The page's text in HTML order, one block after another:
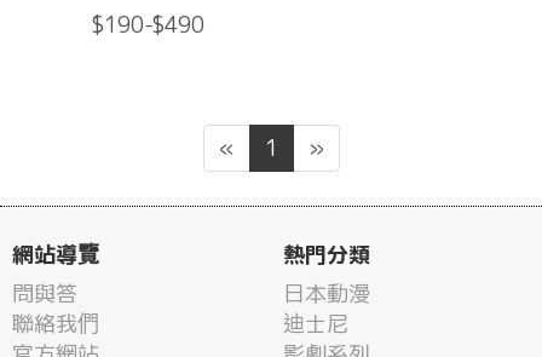
$190-$490
« 1 »
網站導覽
問與答
聯絡我們
熱門分類
日本動漫
迪士尼